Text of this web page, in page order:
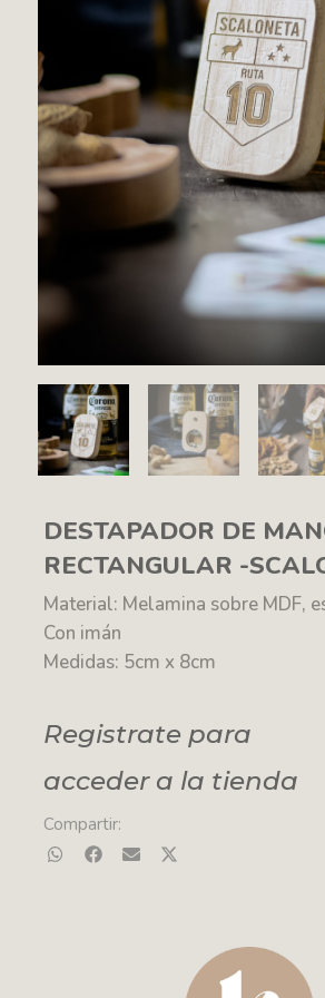
DESTAPADOR DE
RECTANGULAR -
Material: Melamina sobre MDF,
Con imán
Medidas: 5cm x 8cm
Registrate para
acceder a la tienda
Compartir: